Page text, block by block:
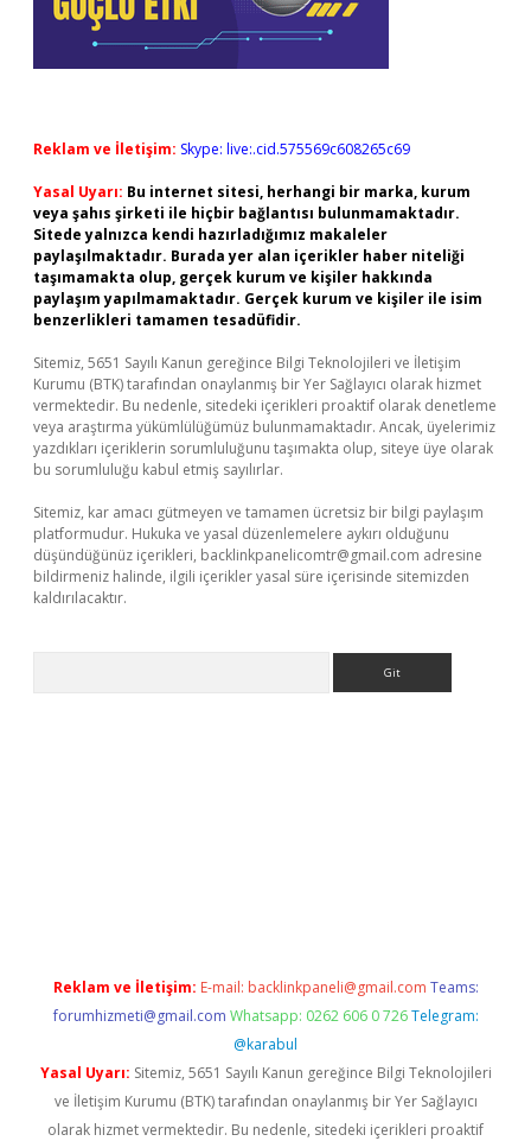
Reklam ve İletişim: Skype: live:.cid.575569c608265c69
Yasal Uyarı: Bu internet sitesi, herhangi bir marka, kurum
veya şahıs şirketi ile hiçbir bağlantısı bulunmamaktadır.
Sitede yalnızca kendi hazırladığımız makaleler
paylaşılmaktadır. Burada yer alan içerikler haber niteliği
taşımamakta olup, gerçek kurum ve kişiler hakkında
paylaşım yapılmamaktadır. Gerçek kurum ve kişiler ile isim
benzerlikleri tamamen tesadüfidir.
Sitemiz, 5651 Sayılı Kanun gereğince Bilgi Teknolojileri ve İletişim
Kurumu (BTK) tarafından onaylanmış bir Yer Sağlayıcı olarak hizmet
vermektedir. Bu nedenle, sitedeki içerikleri proaktif olarak denetleme
veya araştırma yükümlülüğümüz bulunmamaktadır. Ancak, üyelerimiz
yazdıkları içeriklerin sorumluluğunu taşımakta olup, siteye üye olarak
bu sorumluluğu kabul etmiş sayılırlar.
Sitemiz, kar amacı gütmeyen ve tamamen ücretsiz bir bilgi paylaşım
platformudur. Hukuka ve yasal düzenlemelere aykırı olduğunu
düşündüğünüz içerikleri, backlinkpanelicomtr@gmail.com adresine
bildirmeniz halinde, ilgili içerikler yasal süre içerisinde sitemizden
kaldırılacaktır.
Reklam ve İletişim: E-mail: backlinkpaneli@gmail.com Teams:
forumhizmeti@gmail.com Whatsapp: 0262 606 0 726 Telegram:
@karabul
Yasal Uyarı: Sitemiz, 5651 Sayılı Kanun gereğince Bilgi Teknolojileri
ve İletişim Kurumu (BTK) tarafından onaylanmış bir Yer Sağlayıcı
olarak hizmet vermektedir. Bu nedenle, sitedeki içerikleri proaktif